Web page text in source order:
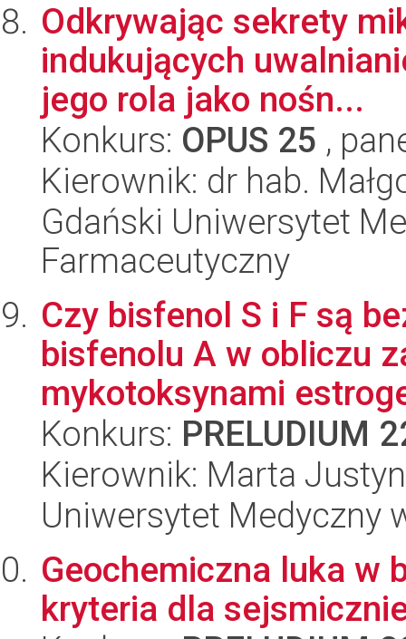
Odkrywając sekrety
indukujących
jego rola jako nośn...
Konkurs: OPUS 25 ,
Kierownik: dr hab.
Gdański Uniwersytet
Farmaceutyczny
Czy bisfenol S i F są
bisfenolu A w obliczu
mykotoksynami
Konkurs: PRELUDIUM
Kierownik: Marta
Uniwersytet Medyczny
Geochemiczna luka w
kryteria dla